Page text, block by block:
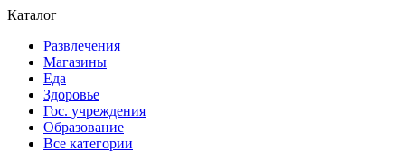
Каталог
Развлечения
Магазины
Еда
Здоровье
Гос. учреждения
Образование
Все категории